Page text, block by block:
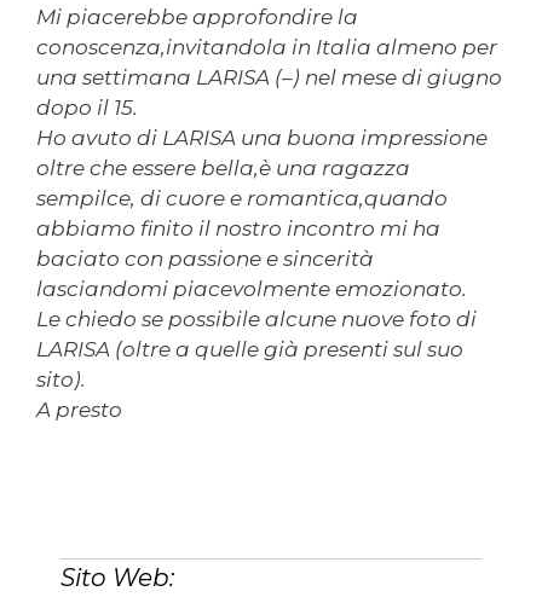
Mi piacerebbe approfondire la
conoscenza,invitandola in Italia almeno per
una settimana LARISA (–) nel mese di giugno
dopo il 15.
Ho avuto di LARISA una buona impressione
oltre che essere bella,è una ragazza
sempilce, di cuore e romantica,quando
abbiamo finito il nostro incontro mi ha
baciato con passione e sincerità
lasciandomi piacevolmente emozionato.
Le chiedo se possibile alcune nuove foto di
LARISA (oltre a quelle già presenti sul suo
sito).
A presto
Sito Web: